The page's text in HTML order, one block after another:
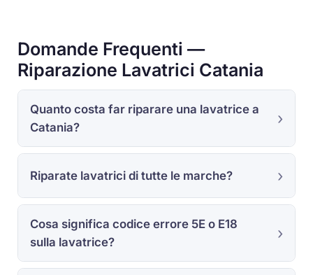
Domande Frequenti —
Riparazione Lavatrici Catania
Quanto costa far riparare una lavatrice a
Catania?
Riparate lavatrici di tutte le marche?
Cosa significa codice errore 5E o E18
sulla lavatrice?